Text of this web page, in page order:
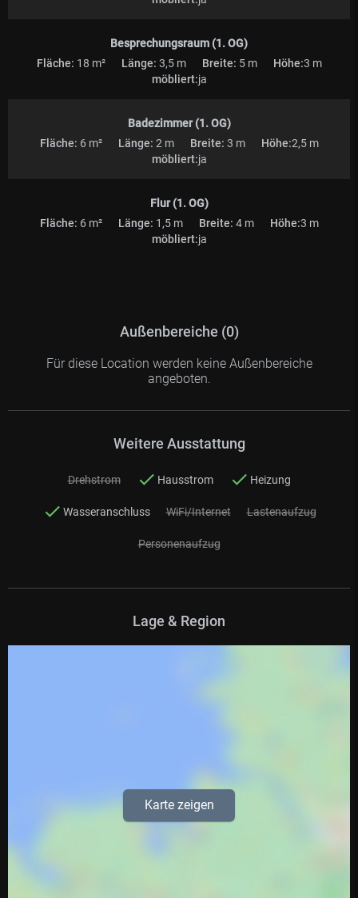
Besprechungsraum (1. OG)
Fläche: 18 m² Länge: 3,5 m Breite: 5 m Höhe:3 m
möbliert:ja
Badezimmer (1. OG)
Fläche: 6 m² Länge: 2 m Breite: 3 m Höhe:2,5 m
möbliert:ja
Flur (1. OG)
Fläche: 6 m² Länge: 1,5 m Breite: 4 m Höhe:3 m
möbliert:ja
Außenbereiche (0)
Für diese Location werden keine Außenbereiche
angeboten.
Weitere Ausstattung
Drehstrom Hausstrom Heizung
Wasseranschluss WiFi/Internet Lastenaufzug
Personenaufzug
Lage & Region
Karte zeigen